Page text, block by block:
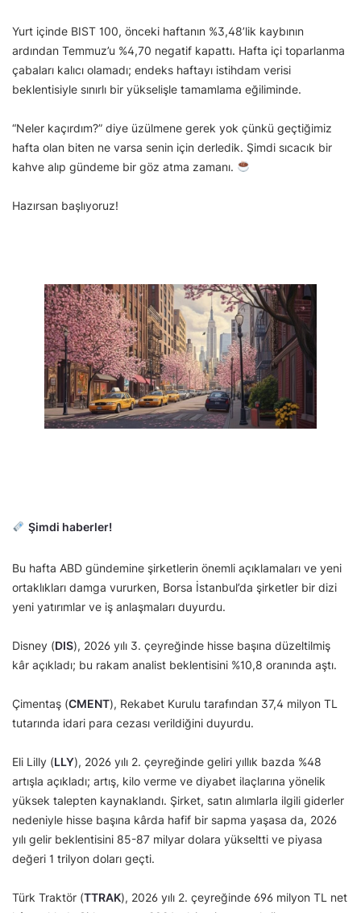
Yurt içinde BIST 100, önceki haftanın %3,48’lik kaybının
ardından Temmuz’u %4,70 negatif kapattı. Hafta içi toparlanma
çabaları kalıcı olamadı; endeks haftayı istihdam verisi
beklentisiyle sınırlı bir yükselişle tamamlama eğiliminde.
“Neler kaçırdım?” diye üzülmene gerek yok çünkü geçtiğimiz
hafta olan biten ne varsa senin için derledik. Şimdi sıcacık bir
kahve alıp gündeme bir göz atma zamanı.
Hazırsan başlıyoruz!
Şimdi haberler!
Bu hafta ABD gündemine şirketlerin önemli açıklamaları ve yeni
ortaklıkları damga vururken, Borsa İstanbul’da şirketler bir dizi
yeni yatırımlar ve iş anlaşmaları duyurdu.
Disney (DIS), 2026 yılı 3. çeyreğinde hisse başına düzeltilmiş
kâr açıkladı; bu rakam analist beklentisini %10,8 oranında aştı.
Çimentaş (CMENT), Rekabet Kurulu tarafından 37,4 milyon TL
tutarında idari para cezası verildiğini duyurdu.
Eli Lilly (LLY), 2026 yılı 2. çeyreğinde geliri yıllık bazda %48
artışla açıkladı; artış, kilo verme ve diyabet ilaçlarına yönelik
yüksek talepten kaynaklandı. Şirket, satın alımlarla ilgili giderler
nedeniyle hisse başına kârda hafif bir sapma yaşasa da, 2026
yılı gelir beklentisini 85-87 milyar dolara yükseltti ve piyasa
değeri 1 trilyon doları geçti.
Türk Traktör (TTRAK), 2026 yılı 2. çeyreğinde 696 milyon TL net